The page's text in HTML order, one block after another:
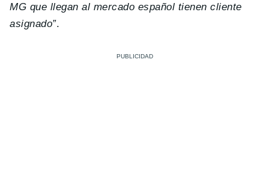
MG que llegan al mercado español tienen cliente
asignado”.